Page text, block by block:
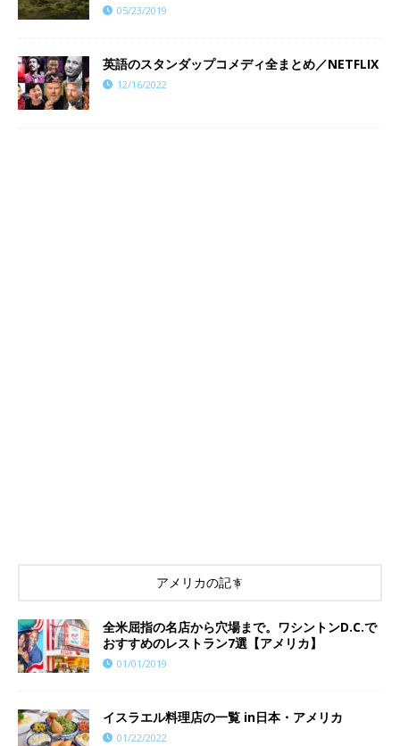
05/23/2019
英語のスタンダップコメディ全まとめ／NETFLIX
12/16/2022
アメリカの記事
全米屈指の名店から穴場まで。ワシントンD.C.で
おすすめのレストラン7選【アメリカ】
01/01/2019
イスラエル料理店の一覧 in日本・アメリカ
01/22/2022